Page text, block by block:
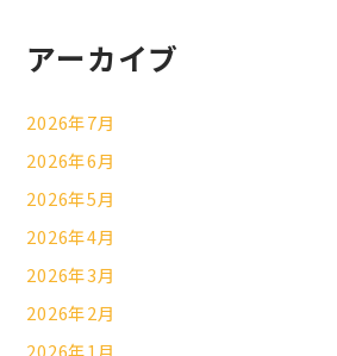
アーカイブ
2026年7月
2026年6月
2026年5月
2026年4月
2026年3月
2026年2月
2026年1月